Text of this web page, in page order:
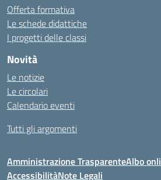
Offerta formativa
Le schede didattiche
I progetti delle classi
Novità
Le notizie
Le circolari
Calendario eventi
Tutti gli argomenti
Amministrazione TrasparenteAlbo
AccessibilitàNote Legali